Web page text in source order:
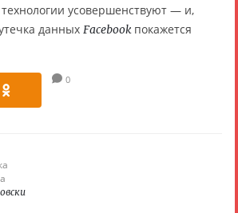
усовершенствуют — и,
данных Facebookпокажется
0